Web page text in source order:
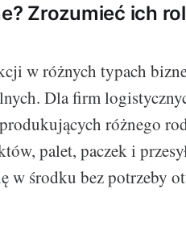
Zrozumieć ich
w różnych typach
Dla firm
różnego
palet, paczek i
w środku bez potrzeby